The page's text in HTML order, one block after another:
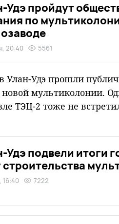
Удэ пройдут
по
20:40 5561
в Улан-Удэ прошли
новой мультиколонии.
ТЭЦ-2 тоже не
Удэ подвели итоги
строительства
16:40 7222